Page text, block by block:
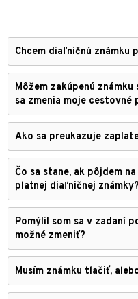
Chcem diaľničnú známku
Môžem zakúpenú
sa zmenia moje cestovné
Ako sa preukazuje
Čo sa stane, ak pôjdem
platnej diaľničnej známky?
Pomýlil som sa v zadaní
možné zmeniť?
Musím známku tlačiť,